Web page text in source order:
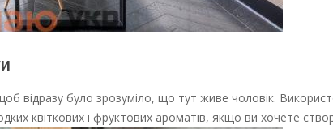
відразу було зрозуміло, що тут живе чоловік.
квіткових і фруктових ароматів, якщо ви хочете